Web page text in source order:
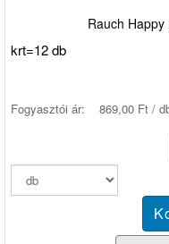
Rauch
krt=12 db
Fogyasztói ár: 869,00 Ft /